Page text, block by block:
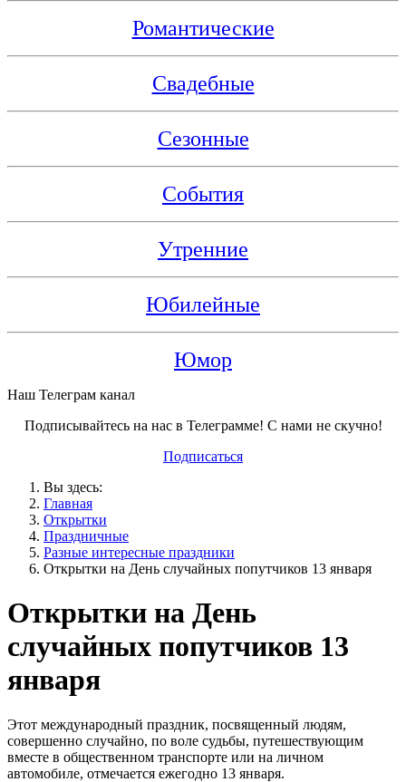
Романтические
Свадебные
Сезонные
События
Утренние
Юбилейные
Юмор
Наш Телеграм канал
Подписывайтесь на нас в Телеграмме! С нами не скучно!
Подписаться
Вы здесь:
Главная
Открытки
Праздничные
Разные интересные праздники
Открытки на День случайных попутчиков 13 января
Открытки на День
случайных попутчиков 13
января
Этот международный праздник, посвященный людям,
совершенно случайно, по воле судьбы, путешествующим
вместе в общественном транспорте или на личном
автомобиле, отмечается ежегодно 13 января.